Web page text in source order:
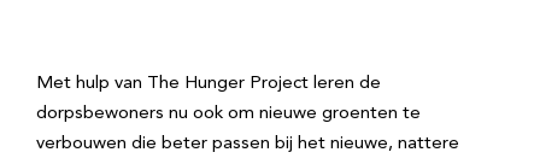
Met hulp van The Hunger Project leren de
dorpsbewoners nu ook om nieuwe groenten te
verbouwen die beter passen bij het nieuwe, nattere